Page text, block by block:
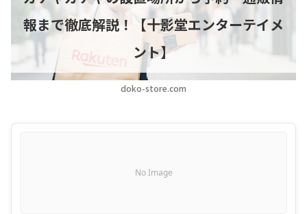
doko-store.com
報まで徹底解説！【十影堂エンターテイメ
ント】
No Image